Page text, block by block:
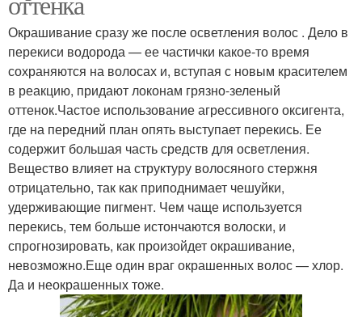
Окрашивание сразу же после осветления волос . Дело в
перекиси водорода — ее частички какое-то время
сохраняются на волосах и, вступая с новым красителем
в реакцию, придают локонам грязно-зеленый
оттенок.Частое использование агрессивного оксигента,
где на передний план опять выступает перекись. Ее
содержит большая часть средств для осветления.
Вещество влияет на структуру волосяного стержня
отрицательно, так как приподнимает чешуйки,
удерживающие пигмент. Чем чаще используется
перекись, тем больше истончаются волоски, и
спрогнозировать, как произойдет окрашивание,
невозможно.Еще один враг окрашенных волос — хлор.
Да и неокрашенных тоже.